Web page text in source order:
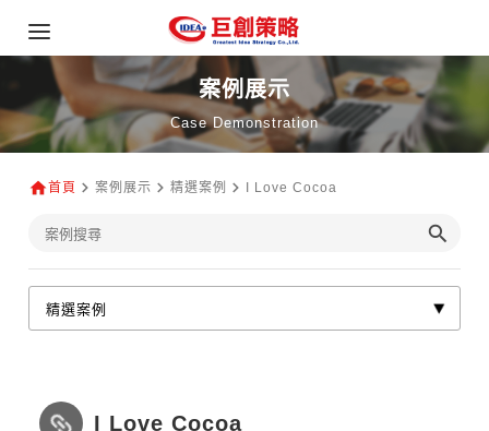
案例展示
Case Demonstration
首頁 案例展示 精選案例 I Love Cocoa
I Love Cocoa